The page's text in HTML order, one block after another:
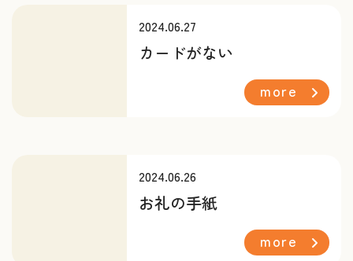
2024.06.27
カードがない
more
2024.06.26
お礼の手紙
more